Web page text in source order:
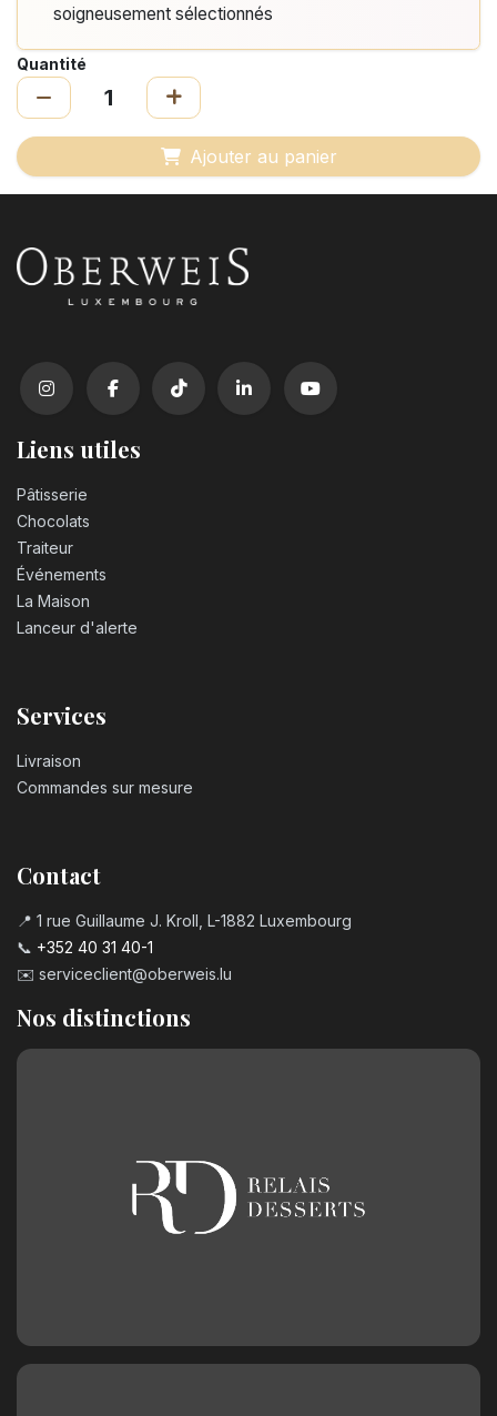
soigneusement sélectionnés
Quantité
Ajouter au panier
Liens utiles
Pâtisserie
Chocolats
Traiteur
Événements
La Maison
Lanceur d'alerte
Services
Livraison
Commandes sur mesure
Contact
📍 1 rue Guillaume J. Kroll, L-1882 Luxembourg
📞 +352 40 31 40-1
✉️ serviceclient@oberweis.lu
Nos distinctions